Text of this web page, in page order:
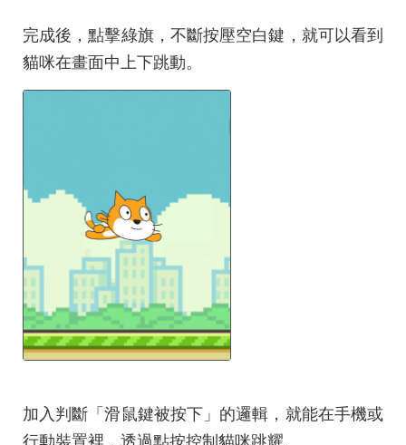
完成後，點擊綠旗，不斷按壓空白鍵，就可以看到
貓咪在畫面中上下跳動。
加入判斷「滑鼠鍵被按下」的邏輯，就能在手機或